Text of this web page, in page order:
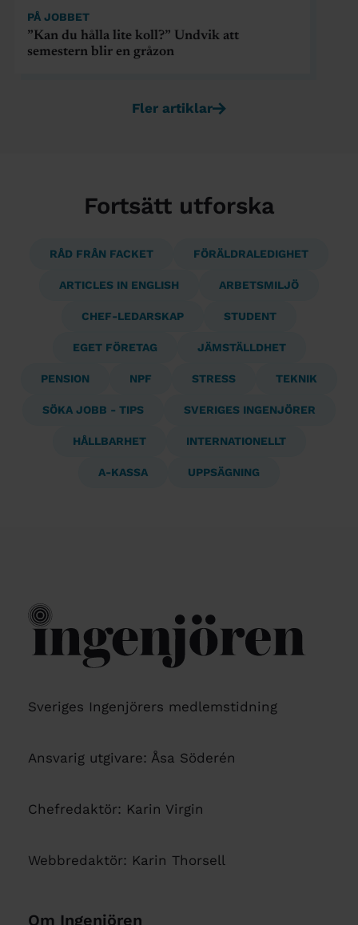
PÅ JOBBET
”Kan du hålla lite koll?” Undvik att
semestern blir en gråzon
Fler artiklar
Fortsätt utforska
RÅD FRÅN FACKET FÖRÄLDRALEDIGHET
ARTICLES IN ENGLISH ARBETSMILJÖ
CHEF-LEDARSKAP STUDENT
EGET FÖRETAG JÄMSTÄLLDHET
PENSION NPF STRESS TEKNIK
SÖKA JOBB - TIPS SVERIGES INGENJÖRER
HÅLLBARHET INTERNATIONELLT
A-KASSA UPPSÄGNING
Sveriges Ingenjörers medlemstidning
Ansvarig utgivare: Åsa Söderén
Chefredaktör: Karin Virgin
Webbredaktör: Karin Thorsell
Om Ingenjören